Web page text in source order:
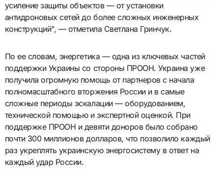
усиление защиты объектов — от установки
антидроновых сетей до более сложных инженерных
конструкций", — отметила Светлана Гринчук.
По ее словам, энергетика — одна из ключевых частей
поддержки Украины со стороны ПРООН. Украина уже
получила огромную помощь от партнеров с начала
полномасштабного вторжения России и в самые
сложные периоды эскалации — оборудованием,
технической помощью и экспертной оценкой. При
поддержке ПРООН и девяти доноров было собрано
почти 300 миллионов долларов, что позволило каждый
раз укреплять украинскую энергосистему в ответ на
каждый удар России.